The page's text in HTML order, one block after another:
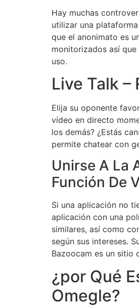
Hay muchas
utilizar una
que el anonimato es
monitorizados así
uso.
Live Talk
Elija su oponente
vídeo en directo
los demás? ¿Estás
permite chatear con
Unirse A La
Función De
Si una aplicación no
aplicación con una
similares, así como
según sus intereses.
Bazoocam es un sitio
¿por Qué
Omegle?